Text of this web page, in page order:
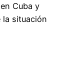
Cuba y
la situación